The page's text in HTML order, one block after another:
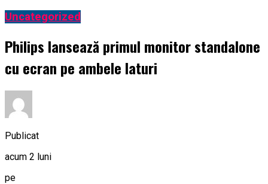
Uncategorized
Philips lansează primul monitor standalone
cu ecran pe ambele laturi
Publicat
acum 2 luni
pe